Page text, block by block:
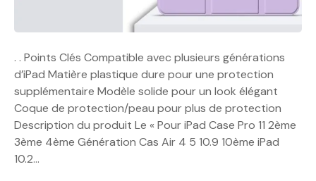
. . Points Clés Compatible avec plusieurs générations
d’iPad Matière plastique dure pour une protection
supplémentaire Modèle solide pour un look élégant
Coque de protection/peau pour plus de protection
Description du produit Le « Pour iPad Case Pro 11 2ème
3ème 4ème Génération Cas Air 4 5 10.9 10ème iPad
10.2…